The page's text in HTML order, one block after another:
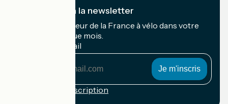
Je m'abonne à la newsletter
Recevez le meilleur de la France à vélo dans votre
boîte mail chaque mois.
Mon adresse mail
Conditions d'inscription